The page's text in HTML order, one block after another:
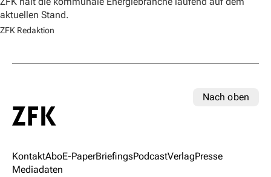
aktuellen Stand.
ZFK Redaktion
Nach oben
KontaktAboE-PaperBriefingsPodcastVerlagPresse
Mediadaten